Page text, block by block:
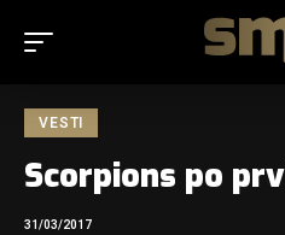
VESTI
Scorpions po
31/03/2017